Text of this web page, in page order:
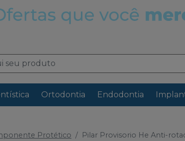
Ortodontia Endodontia
Protético Pilar Provisorio He Anti-